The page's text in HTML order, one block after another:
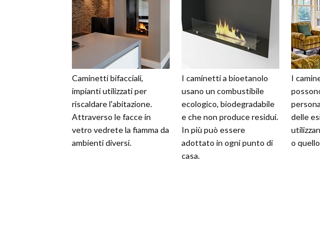
Caminetti bifacciali,
impianti utilizzati per
riscaldare l'abitazione.
Attraverso le facce in
vetro vedrete la fiamma da
ambienti diversi.
I caminetti a bioetanolo
usano un combustibile
ecologico, biodegradabile
e che non produce residui.
In più può essere
adottato in ogni punto di
casa.
I
delle
o